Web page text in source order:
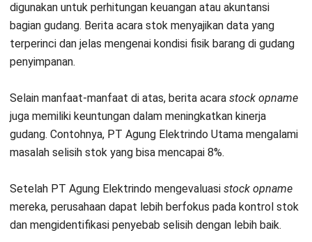
digunakan untuk perhitungan keuangan atau akuntansi
bagian gudang. Berita acara stok menyajikan data yang
terperinci dan jelas mengenai kondisi fisik barang di gudang
penyimpanan.
Selain manfaat-manfaat di atas, berita acara stock opname
juga memiliki keuntungan dalam meningkatkan kinerja
gudang. Contohnya, PT Agung Elektrindo Utama mengalami
masalah selisih stok yang bisa mencapai 8%.
Setelah PT Agung Elektrindo mengevaluasi stock opname
mereka, perusahaan dapat lebih berfokus pada kontrol stok
dan mengidentifikasi penyebab selisih dengan lebih baik.